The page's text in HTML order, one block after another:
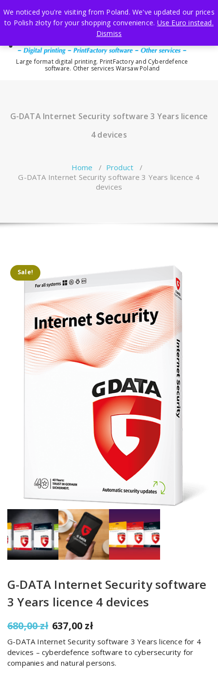
to
content
Large format digital printing. PrintFactory and Cyberdefence
software. Other services Warsaw Poland
G-DATA Internet Security software 3 Years licence
4 devices
Home / Product /
G-DATA Internet Security software 3 Years licence 4
devices
Sale!
G-DATA Internet Security software
3 Years licence 4 devices
680,00zł Original
price
was:
680,00 zł.
637,00 zł
price
is:
637,00 zł.
G-DATA Internet Security software 3 Years licence for 4
devices – cyberdefence software to cybersecurity for
companies and natural persons.
We noticed you're visiting from Poland. We've updated our prices
to Polish złoty for your shopping convenience. Use Euro instead.
Dismiss